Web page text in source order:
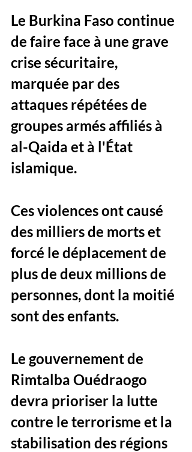
Le Burkina Faso continue
de faire face à une grave
crise sécuritaire,
marquée par des
attaques répétées de
groupes armés affiliés à
al-Qaida et à l'État
islamique.
Ces violences ont causé
des milliers de morts et
forcé le déplacement de
plus de deux millions de
personnes, dont la moitié
sont des enfants.
Le gouvernement de
Rimtalba Ouédraogo
devra prioriser la lutte
contre le terrorisme et la
stabilisation des régions